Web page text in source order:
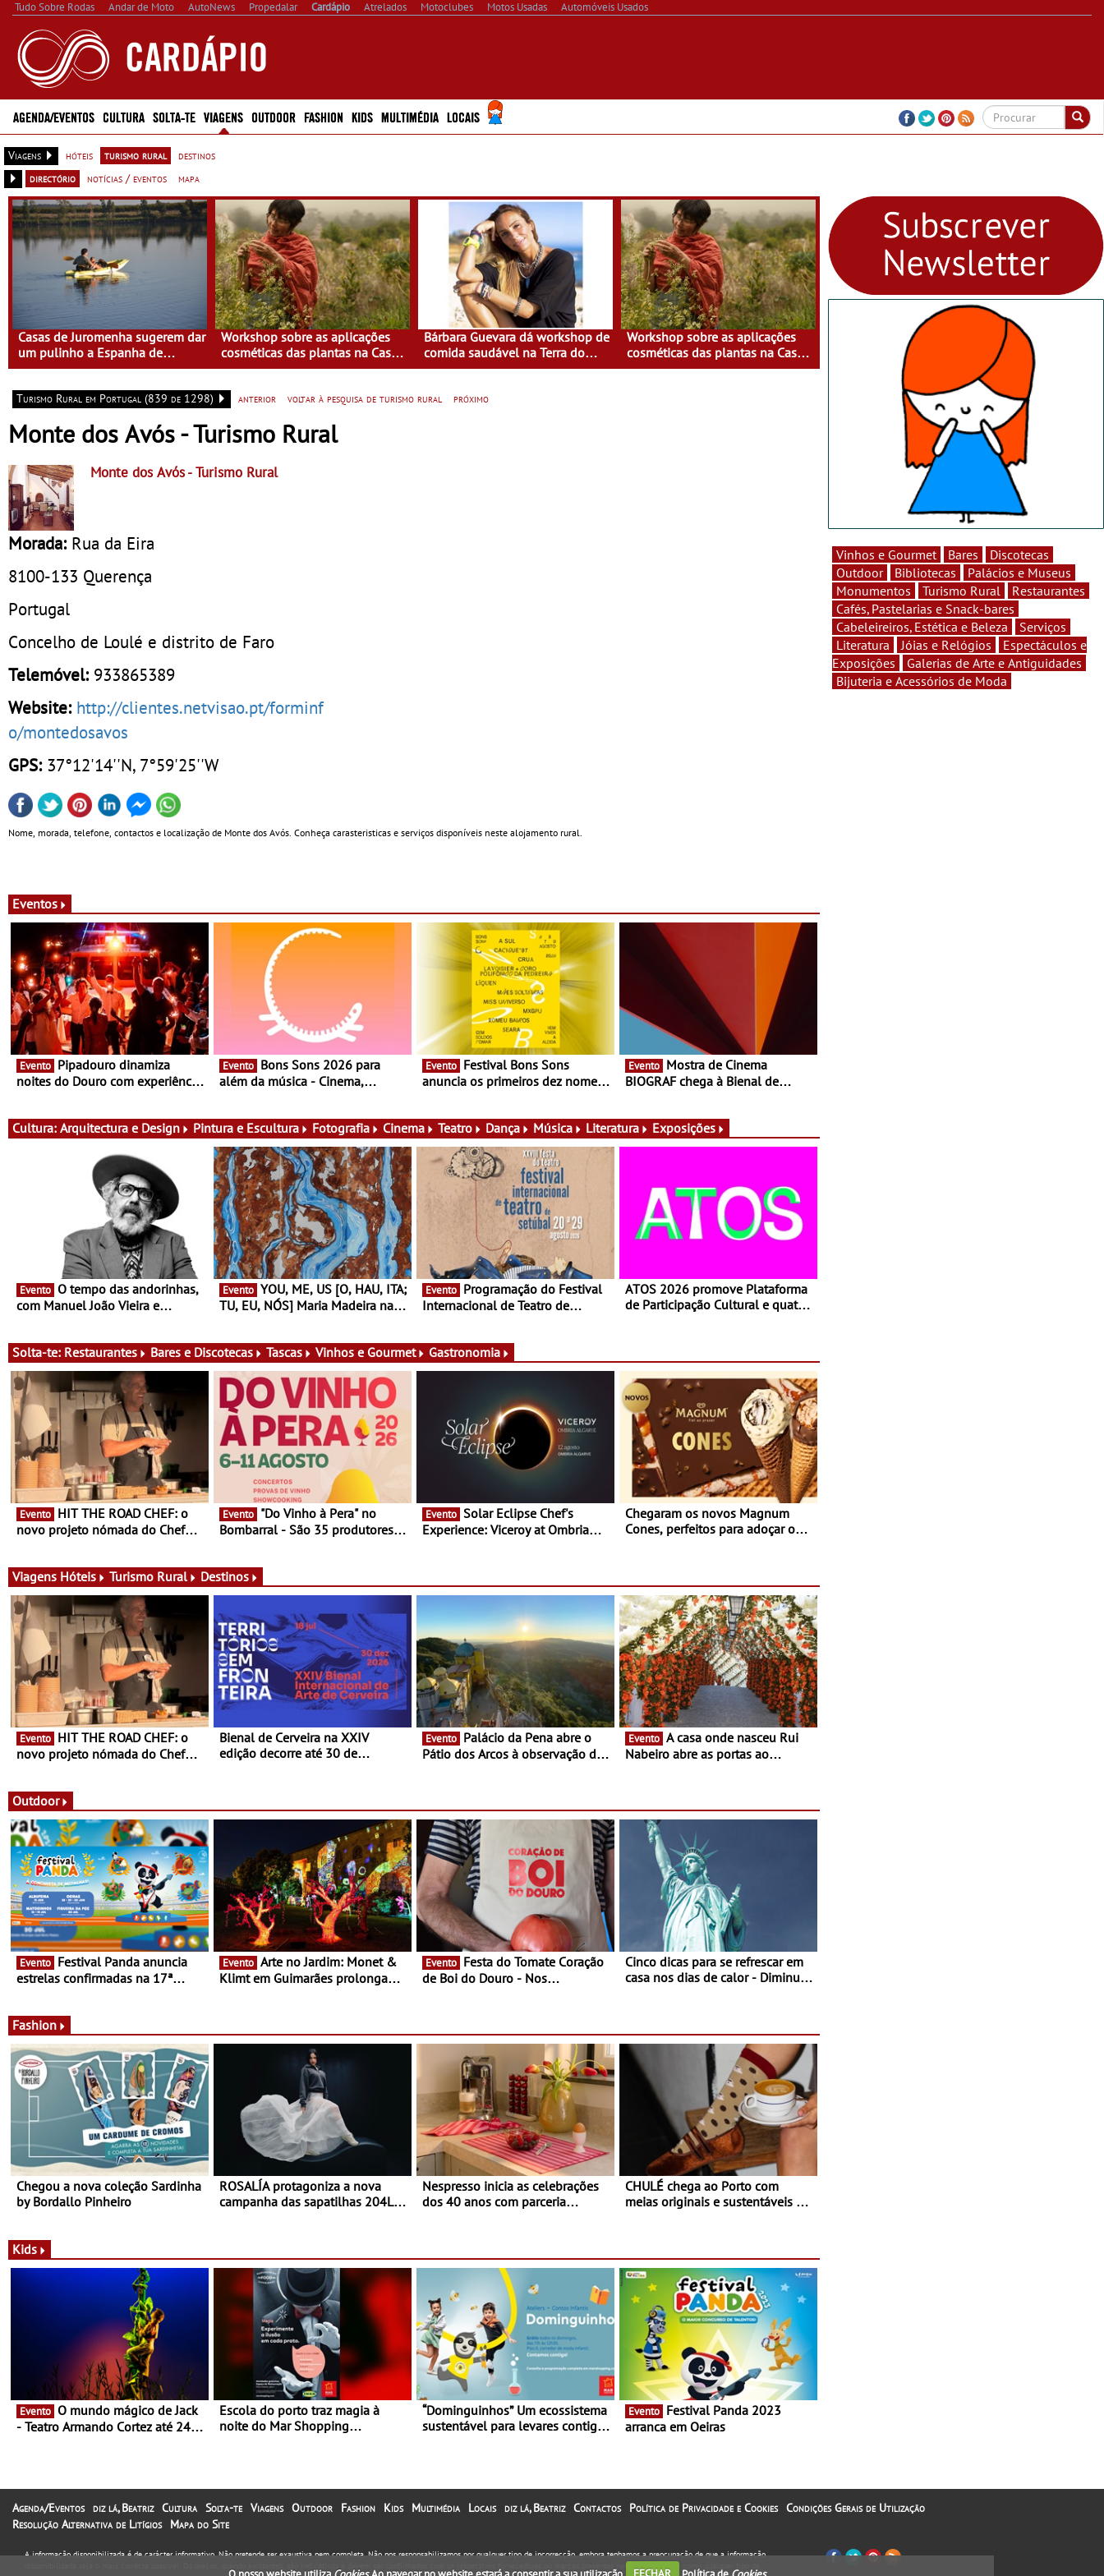
Tudo Sobre Rodas Andar de Moto AutoNews Propedalar Cardápio Atrelados Motoclubes Motos Usadas Automóveis Usados
AGENDA/EVENTOS CULTURA SOLTA-TE VIAGENS OUTDOOR FASHION KIDS MULTIMÉDIA LOCAIS
Viagens hóteis turismo rural
destinos
directório
notícias / eventos mapa
Casas de Juromenha sugerem dar
um pulinho a Espanha de
caiaque
Workshop sobre as aplicações
cosméticas das plantas na Casa
do Eido – Gerês
Bárbara Guevara dá workshop de
comida saudável na Terra do
Sempre
Workshop sobre as aplicações
cosméticas das plantas na Casa
do Eido – Gerês
Turismo Rural em Portugal (839 de 1298) anterior voltar à pesquisa de turismo rural próximo
Monte dos Avós - Turismo Rural
Monte dos Avós- Turismo Rural
Morada: Rua da Eira
8100-133 Querença
Portugal
Concelho de Loulé e distrito de Faro
Telemóvel: 933865389
Website: http://clientes.netvisao.pt/forminf
o/montedosavos
GPS:37°12'14''N, 7°59'25''W
Nome, morada, telefone, contactos e localização de Monte dos Avós. Conheça carasteristicas e serviços disponíveis neste alojamento rural.
Eventos
Evento
noites do Douro com experiência
Evento
além da música - Cinema,
muito mais
Evento
anuncia os primeiros dez nomes
Evento
BIOGRAF chega à Bienal de
práticas artísticas
Cultura: Arquitectura e Design Pintura e Escultura Fotografia Cinema Teatro Dança Música Literatura Exposições
Evento
com Manuel João Vieira e
de Setembro, 19:30
Evento
TU, EU, NÓS] Maria Madeira na
Evento
Internacional de Teatro de
ATOS 2026 promove Plataforma
de Participação Cultural e quatro
Solta-te: Restaurantes Bares e Discotecas Tascas Vinhos e Gourmet Gastronomia
Evento
novo projeto nómada do Chef
que percorre Portugal
Evento
Bombarral - São 35 produtores,
Evento
Experience: Viceroy at Ombria
Chegaram os novos Magnum
Cones, perfeitos para adoçar o
Viagens Hóteis Turismo Rural Destinos
Evento
novo projeto nómada do Chef
que percorre Portugal
Bienal de Cerveira na XXIV
edição decorre até 30 de
Evento
Pátio dos Arcos à observação do
Evento
Nabeiro abre as portas ao
Outdoor
Evento
estrelas confirmadas na 17ª
Evento
Klimt em Guimarães prolongada
Evento
de Boi do Douro - Nos
Cinco dicas para se refrescar em
casa nos dias de calor - Diminuir
Fashion
Chegou a nova coleção Sardinha
by Bordallo Pinheiro
ROSALÍA protagoniza a nova
campanha das sapatilhas 204L
Nespresso inicia as celebrações
dos 40 anos com parceria
Torres Novas
CHULÉ chega ao Porto com
meias originais e sustentáveis - A
Kids
Evento
- Teatro Armando Cortez até 24
Escola do porto traz magia à
noite do Mar Shopping
“Dominguinhos” Um ecossistema
sustentável para levares contigo
Evento
arranca em Oeiras
Vinhos e Gourmet Bares
Discotecas
Outdoor
Bibliotecas
Palácios e Museus
Monumentos
Turismo Rural
Restaurantes
Cafés, Pastelarias e Snack-bares
Cabeleireiros, Estética e Beleza
Serviços
Literatura
Jóias e Relógios
Espectáculos e
Exposições
Galerias de Arte e Antiguidades
Bijuteria e Acessórios de Moda
Agenda/Eventos diz lá, Beatriz Cultura Solta-te Viagens Outdoor Fashion Kids Multimédia Locais diz lá, Beatriz Contactos Política de Privacidade e Cookies Condições Gerais de Utilização
Resolução Alternativa de Litígios
Mapa do Site
A informação disponibilizada é de carácter informativo. Não pretende ser exaustiva nem completa. Não nos responsabilizamos por qualquer tipo de incorrecção, embora tenhamos a preocupação de que a informação
disponibilizada seja o mais correcta possível. Os preços, quando existentes, são indicativos e devem ser confirmados com os respectivos fornecedores ou marcas presentes neste portal, assim como qualquer tipo de
O nosso website utiliza Cookies. Ao navegar no website estará a consentir a sua utilização. FECHAR Política de Cookies